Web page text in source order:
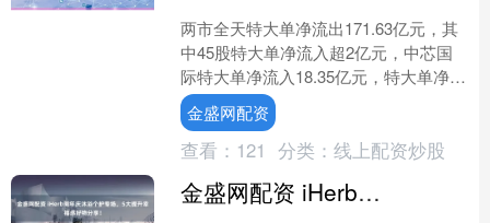
两市全天特大单净流出171.63亿元，其
中45股特大单净流入超2亿元，中芯国
际特大单净流入18.35亿元，特大单净流
入资金居首。特变电工特大单净流入资
金16.0....
金盛网配资
查看： 121 分类： 线上配资炒股
金盛网配资 iHerb周年庆沐浴个护专场，5大提升幸福感好物分享！